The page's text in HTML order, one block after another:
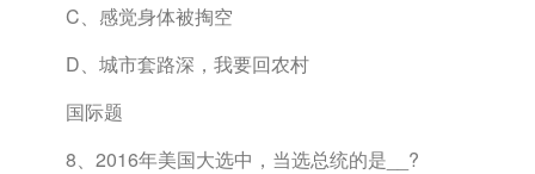
C、感觉身体被掏空
D、城市套路深，我要回农村
国际题
8、2016年美国大选中，当选总统的是__?